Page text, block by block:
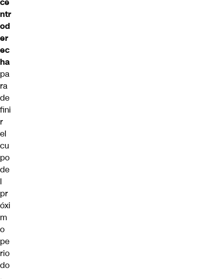
ntr
od
er
ec
ha
pa
ra
de
fini
r
el
cu
po
de
l
pr
óxi
m
o
pe
rio
do